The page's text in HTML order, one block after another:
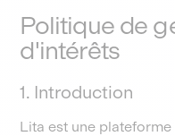
Politique de
d'intérêts
1. Introduction
Lita est une